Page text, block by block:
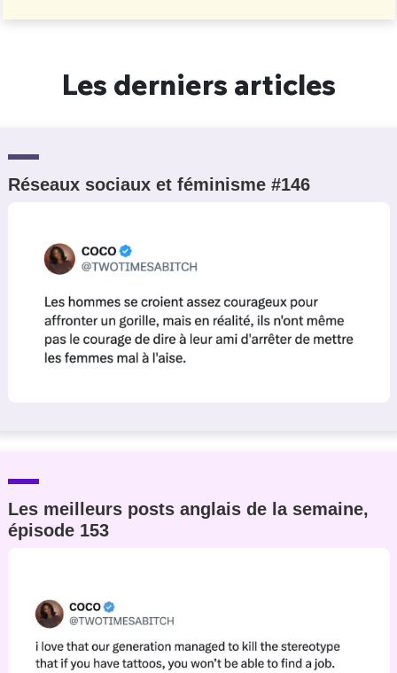
Les derniers articles
Réseaux sociaux et féminisme #146
Les meilleurs posts anglais de la semaine,
épisode 153
C'EST PARTI